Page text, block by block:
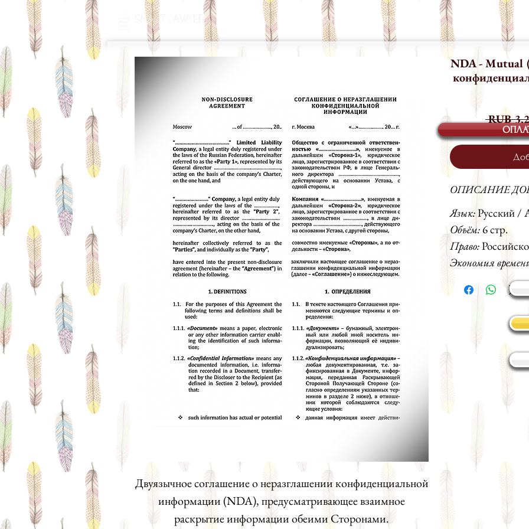
УСЛУГИ БАНК ДОКУМЕНТОВ
Двуязычное соглашение о неразглашении конфиденциальной
информации (NDA), предусматривающее взаимное
раскрытие информации обеими Сторонами.
NDA - Mutual
RUB
ОПИСАНИЕ
Язык:Русский /
Объём: 6 стр.
Право:
Экономия